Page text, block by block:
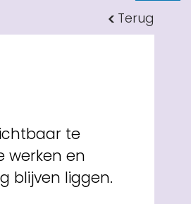
Terug
te
werken en
blijven liggen.